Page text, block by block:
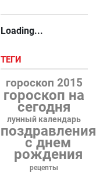
Loading...
ТЕГИ
гороскоп 2015
гороскоп на
сегодня
лунный календарь
поздравления
с днем
рождения
рецепты